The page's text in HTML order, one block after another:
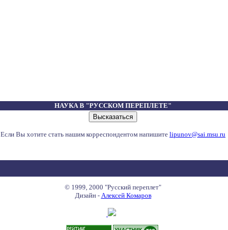
НАУКА В "РУССКОМ ПЕРЕПЛЕТЕ"
Если Вы хотите стать нашим корреспондентом напишите lipunov@sai.msu.ru
© 1999, 2000 "Русский переплет"
Дизайн - Алексей Комаров